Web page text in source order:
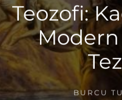
Teozofi:
BURCU